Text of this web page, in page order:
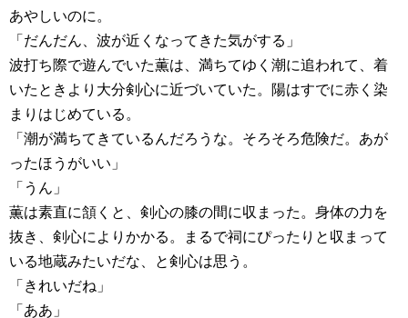
あやしいのに。
「だんだん、波が近くなってきた気がする」
波打ち際で遊んでいた薫は、満ちてゆく潮に追われて、着
いたときより大分剣心に近づいていた。陽はすでに赤く染
まりはじめている。
「潮が満ちてきているんだろうな。そろそろ危険だ。あが
ったほうがいい」
「うん」
薫は素直に頷くと、剣心の膝の間に収まった。身体の力を
抜き、剣心によりかかる。まるで祠にぴったりと収まって
いる地蔵みたいだな、と剣心は思う。
「きれいだね」
「ああ」